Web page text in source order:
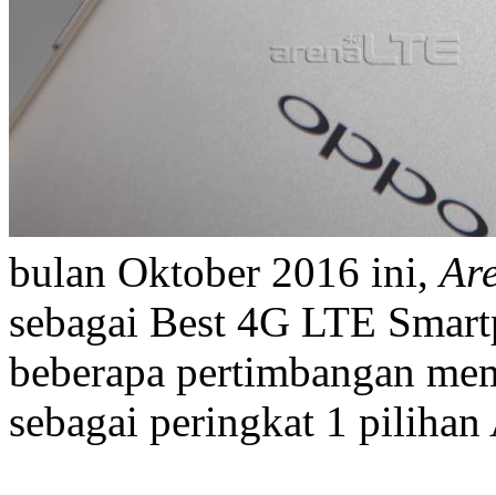
bulan Oktober 2016 ini,
sebagai Best 4G LTE
beberapa pertimbangan
sebagai peringkat 1 pilihan